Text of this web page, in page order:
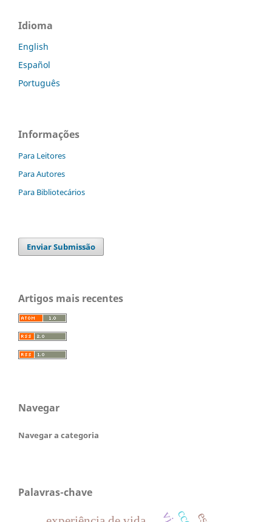
Idioma
English
Español
Português
Informações
Para Leitores
Para Autores
Para Bibliotecários
Enviar Submissão
Artigos mais recentes
Navegar
Navegar a categoria
Palavras-chave